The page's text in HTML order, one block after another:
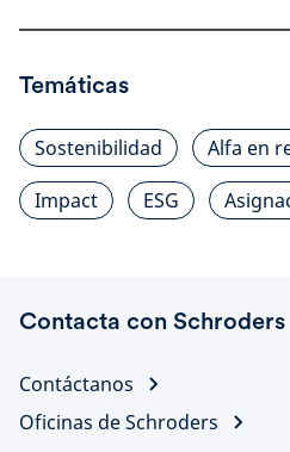
Temáticas
Sostenibilidad
Alfa en
Impact
ESG
Contacta con Schroders
Contáctanos
Oficinas de Schroders